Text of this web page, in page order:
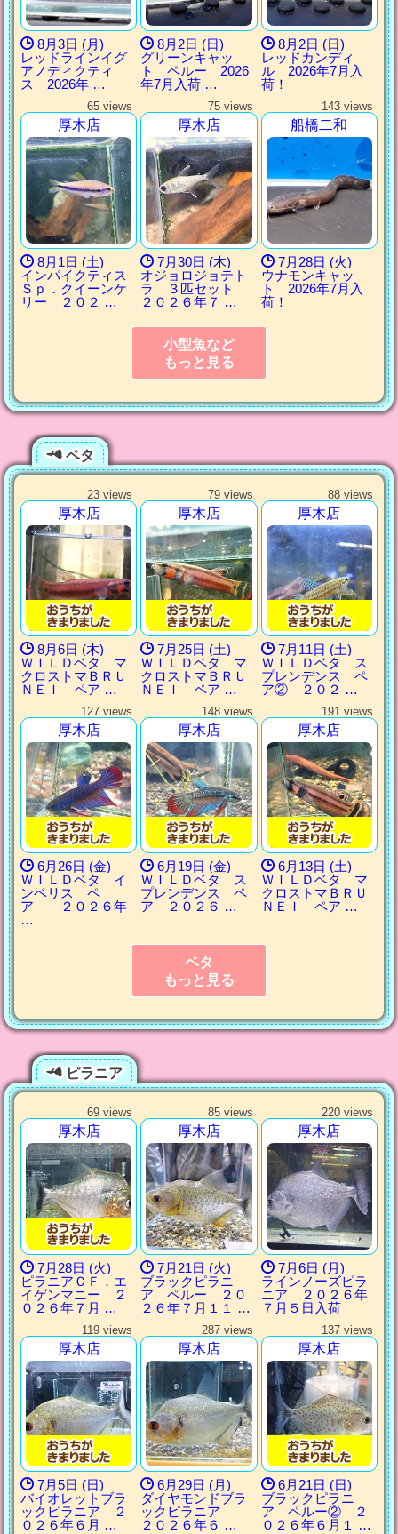
8月3日 (月)
レッドラインイグ
アノディクティ
ス 2026年 …
8月2日 (日)
グリーンキャッ
ト ペルー 2026
年7月入荷 …
8月2日 (日)
レッドカンディ
ル 2026年7月入
荷！
65 views
厚木店
8月1日 (土)
インパイクティス
Ｓｐ．クイーンケ
リー ２０２ …
75 views
厚木店
7月30日 (木)
オジョロジョテト
ラ ３匹セット
２０２６年７ …
143 views
船橋二和
7月28日 (火)
ウナモンキャッ
ト 2026年7月入
荷！
小型魚など
もっと見る
ベタ
23 views
厚木店
8月6日 (木)
ＷＩＬＤベタ マ
クロストマＢＲＵ
ＮＥＩ ペア …
79 views
厚木店
7月25日 (土)
ＷＩＬＤベタ マ
クロストマＢＲＵ
ＮＥＩ ペア …
88 views
厚木店
7月11日 (土)
ＷＩＬＤベタ ス
プレンデンス ペ
ア② ２０２ …
127 views
厚木店
6月26日 (金)
ＷＩＬＤベタ イ
ンベリス ペ
ア ２０２６年
…
148 views
厚木店
6月19日 (金)
ＷＩＬＤベタ ス
プレンデンス ペ
ア ２０２６ …
191 views
厚木店
6月13日 (土)
ＷＩＬＤベタ マ
クロストマＢＲＵ
ＮＥＩ ペア …
ベタ
もっと見る
ピラニア
69 views
厚木店
7月28日 (火)
ピラニアＣＦ．エ
イゲンマニー ２
０２６年７月 …
85 views
厚木店
7月21日 (火)
ブラックピラニ
ア ペルー ２０
２６年７月１１ …
220 views
厚木店
7月6日 (月)
ラインノーズピラ
ニア ２０２６年
７月５日入荷
119 views
厚木店
7月5日 (日)
バイオレットブラ
ックピラニア ２
０２６年６月 …
287 views
厚木店
6月29日 (月)
ダイヤモンドブラ
ックピラニア
２０２６年６ …
137 views
厚木店
6月21日 (日)
ブラックピラニ
ア ペルー② ２
０２６年６月１ …